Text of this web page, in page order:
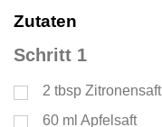
Zutaten
Schritt 1
2 tbsp Zitronensaft
60 ml Apfelsaft